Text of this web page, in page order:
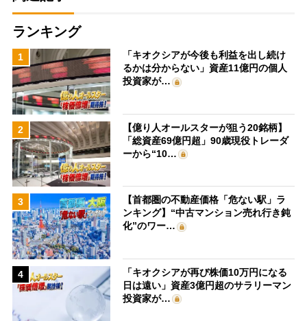
ランキング
1
「キオクシアが今後も利益を出し続け
るかは分からない」資産11億円の個人
投資家が…
2
【億り人オールスターが狙う20銘柄】
「総資産69億円超」90歳現役トレーダ
ーから“10…
3
【首都圏の不動産価格「危ない駅」ラ
ンキング】“中古マンション売れ行き鈍
化”のワー…
4
「キオクシアが再び株価10万円になる
日は遠い」資産3億円超のサラリーマン
投資家が…